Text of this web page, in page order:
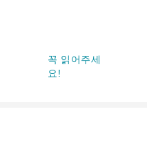
꼭 읽어주세
요!